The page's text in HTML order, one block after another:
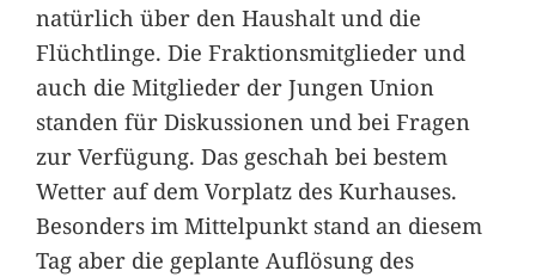
natürlich über den Haushalt und die
Flüchtlinge. Die Fraktionsmitglieder und
auch die Mitglieder der Jungen Union
standen für Diskussionen und bei Fragen
zur Verfügung. Das geschah bei bestem
Wetter auf dem Vorplatz des Kurhauses.
Besonders im Mittelpunkt stand an diesem
Tag aber die geplante Auflösung des